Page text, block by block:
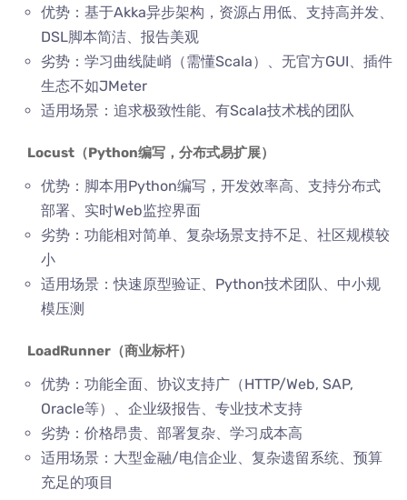
优势：基于Akka异步架构，资源占用低、支持高并发、
DSL脚本简洁、报告美观
劣势：学习曲线陡峭（需懂Scala）、无官方GUI、插件
生态不如JMeter
适用场景：追求极致性能、有Scala技术栈的团队
Locust（Python编写，分布式易扩展）
优势：脚本用Python编写，开发效率高、支持分布式
部署、实时Web监控界面
劣势：功能相对简单、复杂场景支持不足、社区规模较
小
适用场景：快速原型验证、Python技术团队、中小规
模压测
LoadRunner（商业标杆）
优势：功能全面、协议支持广（HTTP/Web, SAP,
Oracle等）、企业级报告、专业技术支持
劣势：价格昂贵、部署复杂、学习成本高
适用场景：大型金融/电信企业、复杂遗留系统、预算
充足的项目